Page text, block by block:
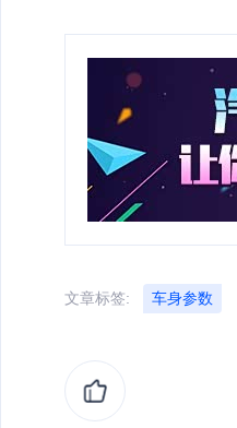
文章标签: 车身参数